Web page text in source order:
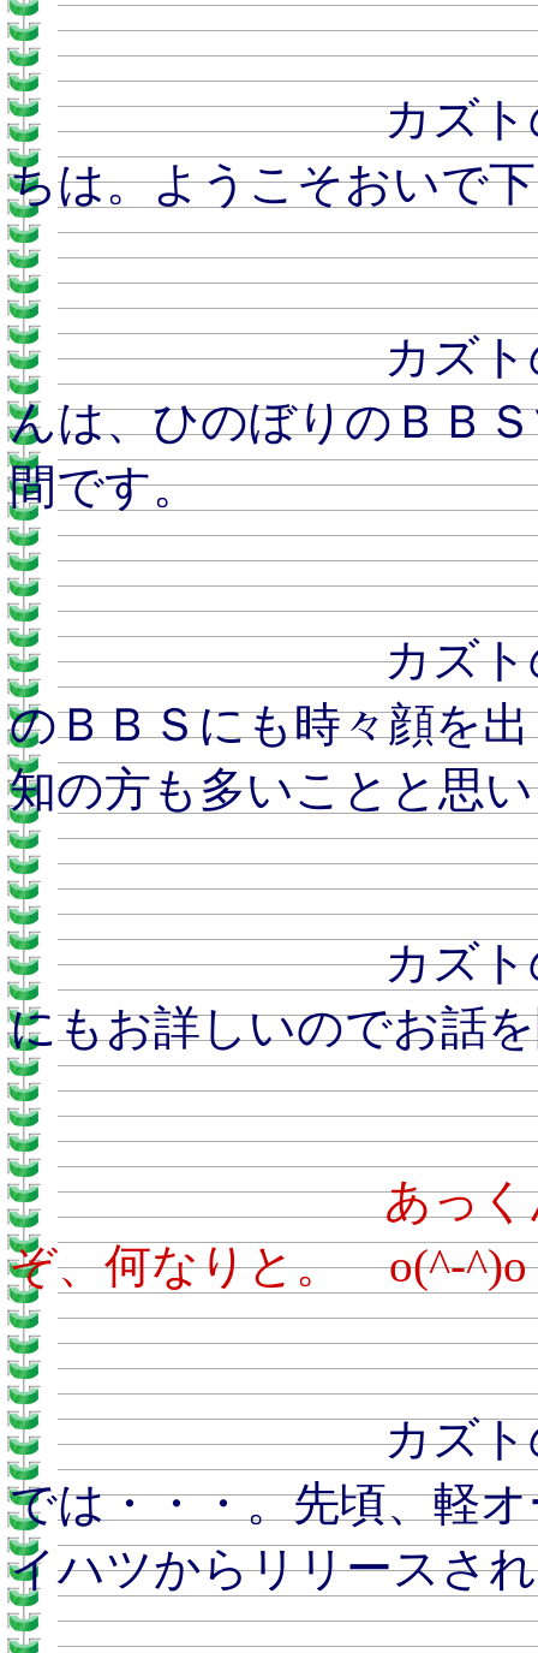
カズトのおと
ちは。ようこそおいで
カズトのおと
んは、ひのぼりのＢＢ
間です。
カズトのおと
のＢＢＳにも時々顔を
知の方も多いことと思
カズトのおと
にもお詳しいのでお話
あ
ぞ、何なりと。 o(^-
カズトのおと
では・・・。先頃、軽
イハツからリリースさ